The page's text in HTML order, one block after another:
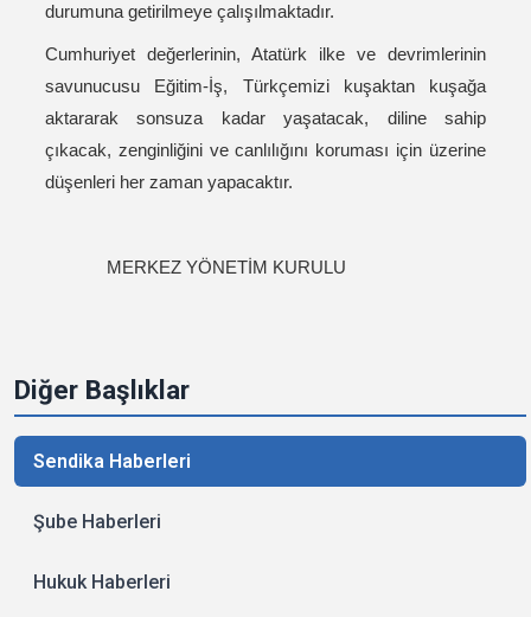
Diğer Başlıklar
Sendika Haberleri
Şube Haberleri
Hukuk Haberleri
durumuna getirilmeye çalışılmaktadır.
Cumhuriyet değerlerinin, Atatürk ilke ve devrimlerinin
savunucusu Eğitim-İş, Türkçemizi kuşaktan kuşağa
aktararak sonsuza kadar yaşatacak, diline sahip
çıkacak, zenginliğini ve canlılığını koruması için üzerine
düşenleri her zaman yapacaktır.
MERKEZ YÖNETİM KURULU